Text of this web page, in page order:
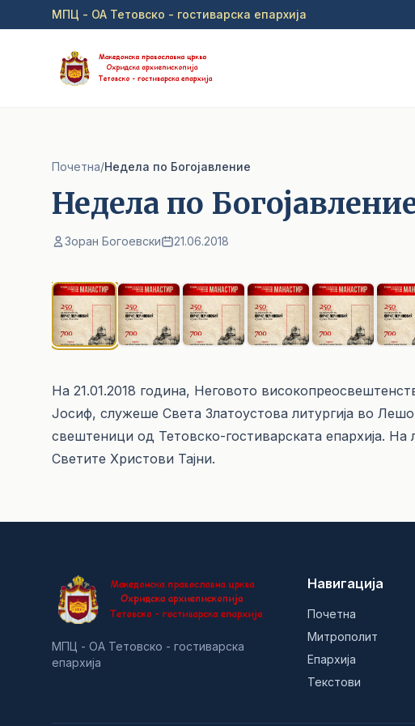
Прејди на главна содржина
МПЦ - ОА Тетовско - гостиварска епархија
Почетна/Недела по Богојавление
Недела по
Зоран Богоевски 21.06.2018
На 21.01.2018 година, Неговото
Јосиф, служеше Света Златоустова литургија во
свештеници од Тетовско-гостиварската епархија. На
Светите Христови Тајни.
МПЦ - ОА Тетовско - гостиварска
епархија
Навигација
Почетна
Митрополит
Епархија
Текстови